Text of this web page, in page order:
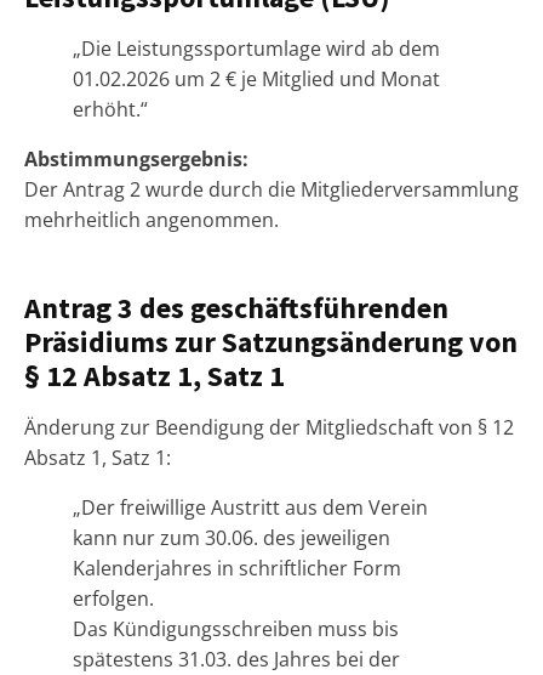
„Die Leistungssportumlage wird ab dem
01.02.2026 um 2 € je Mitglied und Monat
erhöht.“
Abstimmungsergebnis:
Der Antrag 2 wurde durch die Mitgliederversammlung
mehrheitlich angenommen.
Antrag 3 des geschäftsführenden
Präsidiums zur Satzungsänderung von
§ 12 Absatz 1, Satz 1
Änderung zur Beendigung der Mitgliedschaft von § 12
Absatz 1, Satz 1:
„Der freiwillige Austritt aus dem Verein
kann nur zum 30.06. des jeweiligen
Kalenderjahres in schriftlicher Form
erfolgen.
Das Kündigungsschreiben muss bis
spätestens 31.03. des Jahres bei der